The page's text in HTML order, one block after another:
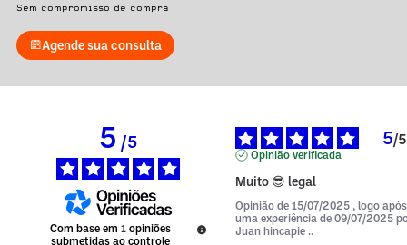
Sem compromisso de compra
Agende sua consulta
5/5
Com base em 1 opiniões
submetidas ao controle
5/5
Opinião verificada
Muito 😎 legal
Opinião de 15/07/2025 , logo após
uma experiência de 09/07/2025
Juan hincapie ..